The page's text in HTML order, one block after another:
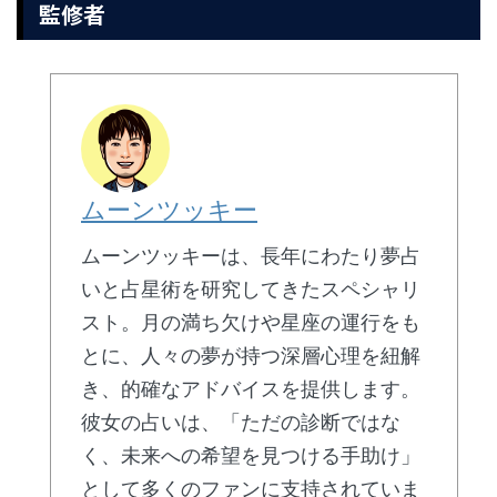
監修者
ムーンツッキー
ムーンツッキーは、長年にわたり夢占
いと占星術を研究してきたスペシャリ
スト。月の満ち欠けや星座の運行をも
とに、人々の夢が持つ深層心理を紐解
き、的確なアドバイスを提供します。
彼女の占いは、「ただの診断ではな
く、未来への希望を見つける手助け」
として多くのファンに支持されていま